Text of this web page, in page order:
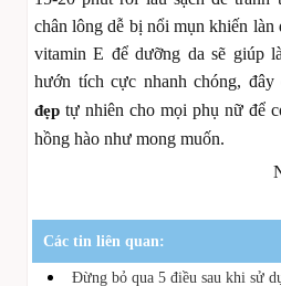
chân lông dễ bị nổi mụn khiến
vitamin E để dưỡng da sẽ giúp
hướn tích cực nhanh chóng, đây
đẹp tự nhiên cho mọi phụ nữ để
hồng hào như mong muốn.
Các tin liên quan:
Đừng bỏ qua 5 điều sau khi sử